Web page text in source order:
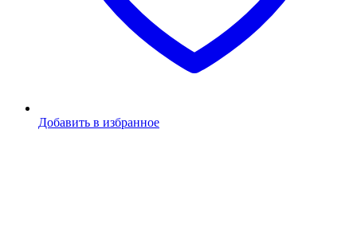
Добавить в избранное